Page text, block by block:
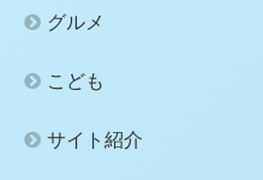
グルメ
こども
サイト紹介